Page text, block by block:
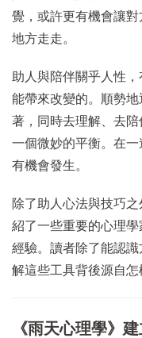
覺，或許更有機會讓
地方走走。
助人與陪伴關乎人性
能帶來改變的。順勢
著，同時去理解、去
一個微妙的平衡。在
有機會發生。
除了助人心法與技巧
紹了一些重要的心理
經驗。讀者除了能認
解這些工具背後源自怎
《雨天心理學》